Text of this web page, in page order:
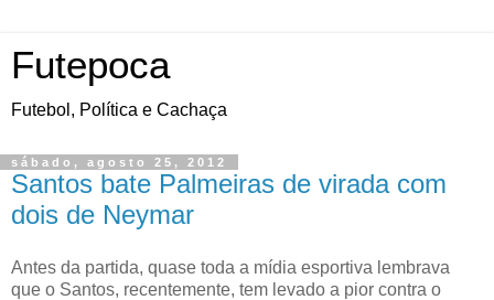
Futepoca
Futebol, Política e Cachaça
sábado, agosto 25, 2012
Santos bate Palmeiras de virada com
dois de Neymar
Antes da partida, quase toda a mídia esportiva lembrava
que o Santos, recentemente, tem levado a pior contra o